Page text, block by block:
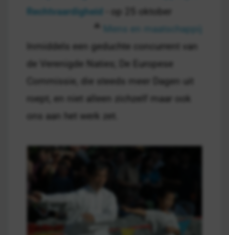
Rechtvaardigheid
- op 25 oktober
Mens en maatschappij
Inmiddels een geduchte concurrent van
de Verenigde Naties; De Europese
Commissie, die steeds meer Dagen uit
roept, en niet alleen zichzelf maar ook
ons aan het werk zet.